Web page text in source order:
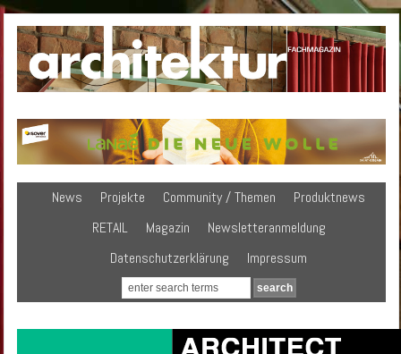
News Projekte Community / Themen
Produktnews
RETAIL
Magazin
Newsletteranmeldung
Datenschutzerklärung
Impressum